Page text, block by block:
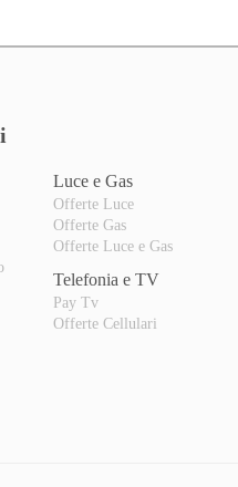
Luce e Gas
Offerte Luce
Offerte Gas
Offerte Luce e Gas
Telefonia e TV
Pay Tv
Offerte Cellulari